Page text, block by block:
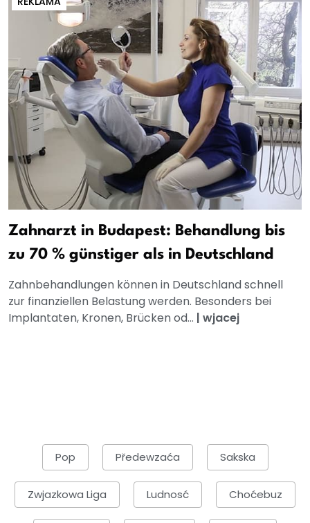
Zahnarzt in Budapest: Behandlung bis
zu 70 % günstiger als in Deutschland
Zahnbehandlungen können in Deutschland schnell
zur finanziellen Belastung werden. Besonders bei
Implantaten, Kronen, Brücken od... | wjacej
Pop Předewzaća Sakska
Zwjazkowa Liga Ludnosć Choćebuz